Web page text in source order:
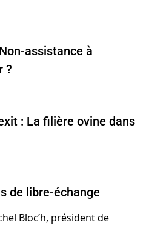
assistance à
?
: La filière ovine dans
de libre-échange